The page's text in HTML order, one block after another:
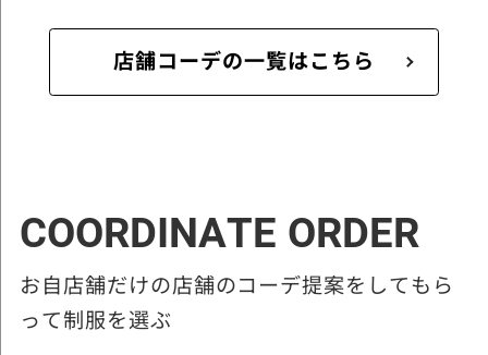
店舗コーデの一覧はこちら
COORDINATE ORDER
お自店舗だけの店舗のコーデ提案をしてもら
って制服を選ぶ